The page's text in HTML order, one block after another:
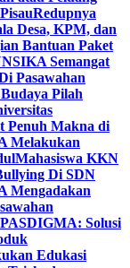
Redupnya
Desa, KPM, dan
Bantuan Paket
Semangat
Pasawahan
Pilah
Penuh Makna di
Melakukan
Mahasiswa KKN
Di SDN
Mengadakan
Solusi
Edukasi